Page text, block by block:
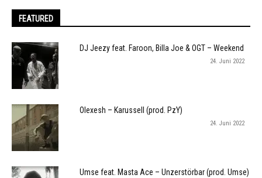
FEATURED
DJ Jeezy feat. Faroon, Billa Joe & OGT – Weekend
24. Juni 2022
Olexesh – Karussell (prod. PzY)
24. Juni 2022
Umse feat. Masta Ace – Unzerstörbar (prod. Umse)